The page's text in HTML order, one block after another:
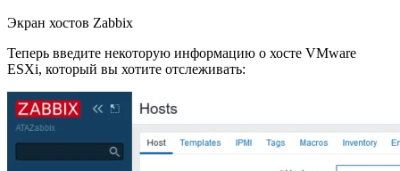
Экран хостов Zabbix
Теперь введите некоторую информацию о хосте VMware
ESXi, который вы хотите отслеживать: